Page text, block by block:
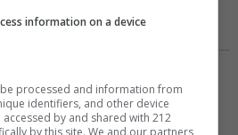
Χ. Βούρος: Η “Παραξενιά” είναι η
να μπορούμε να διαφέρουμε
information on a device
processed and information from
identifiers, and other device
by and shared with 212
by this site. We and our partners